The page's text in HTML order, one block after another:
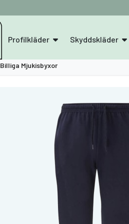
Profilkläder Skyddskläder
Billiga Mjukisbyxor